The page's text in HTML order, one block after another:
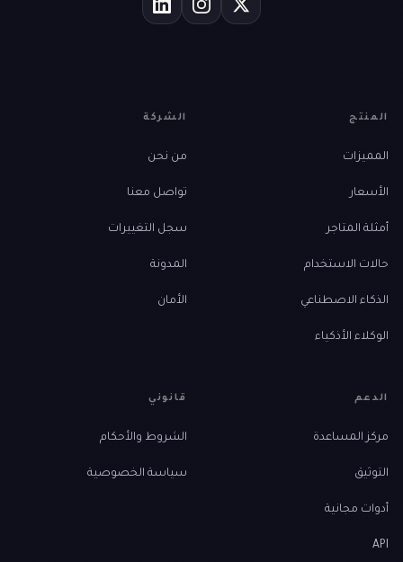
المنتج
المميزات
الأسعار
أمثلة المتاجر
حالات الاستخدام
الذكاء الاصطناعي
الوكلاء الأذكياء
الشركة
من نحن
تواصل معنا
سجل التغييرات
المدونة
الأمان
الدعم
مركز المساعدة
التوثيق
أدوات مجانية
API
قانوني
الشروط والأحكام
سياسة الخصوصية